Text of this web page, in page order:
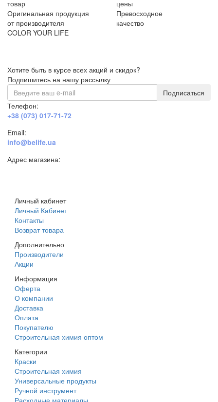
товар
цены
Оригинальная продукция
от производителя
Превосходное
качество
COLOR YOUR LIFE
Хотите быть в курсе всех акций и скидок?
Подпишитесь на нашу рассылку
Подписаться
Телефон:
+38 (073) 017-71-72
Email:
info@belife.ua
Адрес магазина:
Личный кабинет
Личный Кабинет
Контакты
Возврат товара
Дополнительно
Производители
Акции
Информация
Оферта
О компании
Доставка
Оплата
Покупателю
Строительная химия оптом
Категории
Краски
Строительная химия
Универсальные продукты
Ручной инструмент
Расходные материалы